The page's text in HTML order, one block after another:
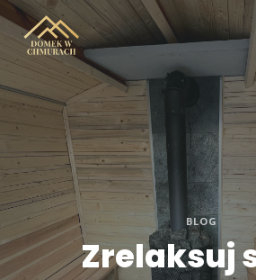
Przejdź
treści
BLOG
Zrelaksuj